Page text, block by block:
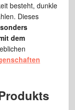
besteht, dunkle
Dieses
dem